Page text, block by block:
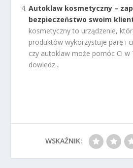
Autoklaw kosmetyczny –
bezpieczeństwo swoim
kosmetyczny to urządzenie,
produktów wykorzystuje parę i
czy autoklaw może pomóc Ci w
dowiedz...
WSKAŹNIK: